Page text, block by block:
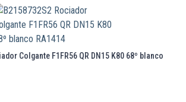
Colgante F1FR56 QR DN15 K80 68º blanco